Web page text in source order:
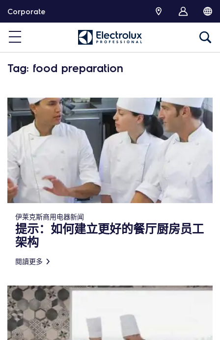
Corporate
Tag: food preparation
伊莱克斯商用电器新闻
提示：如何建立更好的餐厅厨房员工
架构
閱讀更多